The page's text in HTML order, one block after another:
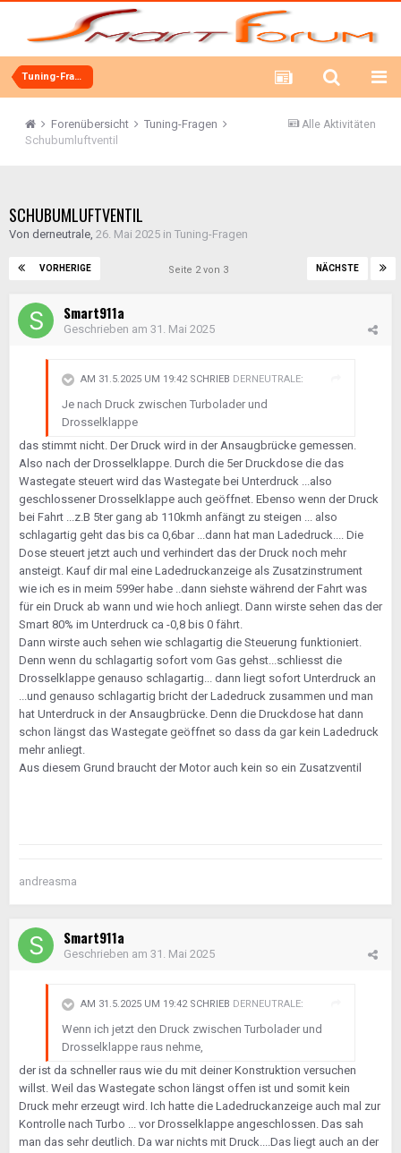
Tuning-Fragen
Alle Aktivitäten
Forenübersicht
Tuning-Fragen
Schubumluftventil
SCHUBUMLUFTVENTIL
Von derneutrale, 26. Mai 2025 in Tuning-Fragen
VORHERIGE NÄCHSTE
Seite 2 von 3
Smart911a
Geschrieben am 31. Mai 2025
AM 31.5.2025 UM 19:42 SCHRIEB DERNEUTRALE:
Je nach Druck zwischen Turbolader und
Drosselklappe
das stimmt nicht. Der Druck wird in der Ansaugbrücke gemessen.
Also nach der Drosselklappe. Durch die 5er Druckdose die das
Wastegate steuert wird das Wastegate bei Unterdruck ...also
geschlossener Drosselklappe auch geöffnet. Ebenso wenn der Druck
bei Fahrt ...z.B 5ter gang ab 110kmh anfängt zu steigen ... also
schlagartig geht das bis ca 0,6bar ...dann hat man Ladedruck.... Die
Dose steuert jetzt auch und verhindert das der Druck noch mehr
ansteigt. Kauf dir mal eine Ladedruckanzeige als Zusatzinstrument
wie ich es in meim 599er habe ..dann siehste während der Fahrt was
für ein Druck ab wann und wie hoch anliegt. Dann wirste sehen das der
Smart 80% im Unterdruck ca -0,8 bis 0 fährt.
Dann wirste auch sehen wie schlagartig die Steuerung funktioniert.
Denn wenn du schlagartig sofort vom Gas gehst...schliesst die
Drosselklappe genauso schlagartig... dann liegt sofort Unterdruck an
...und genauso schlagartig bricht der Ladedruck zusammen und man
hat Unterdruck in der Ansaugbrücke. Denn die Druckdose hat dann
schon längst das Wastegate geöffnet so dass da gar kein Ladedruck
mehr anliegt.
Aus diesem Grund braucht der Motor auch kein so ein Zusatzventil
andreasma
Smart911a
Geschrieben am 31. Mai 2025
AM 31.5.2025 UM 19:42 SCHRIEB DERNEUTRALE:
Wenn ich jetzt den Druck zwischen Turbolader und
Drosselklappe raus nehme,
der ist da schneller raus wie du mit deiner Konstruktion versuchen
willst. Weil das Wastegate schon längst offen ist und somit kein
Druck mehr erzeugt wird. Ich hatte die Ladedruckanzeige auch mal zur
Kontrolle nach Turbo ... vor Drosselklappe angeschlossen. Das sah
man das sehr deutlich. Da war nichts mit Druck....Das liegt auch an der